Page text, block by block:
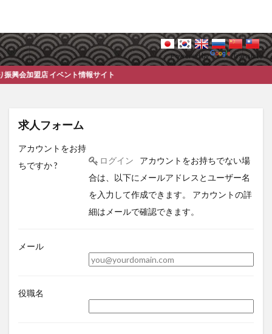
Powered by Translate
盟店 イベント情報サイト
求人フォーム
アカウントをお持
ちですか ?
ログイン
合は、以下にメールアドレスとユーザー名
を入力して作成できます。 アカウントの詳
細はメールで確認できます。
メール
役職名